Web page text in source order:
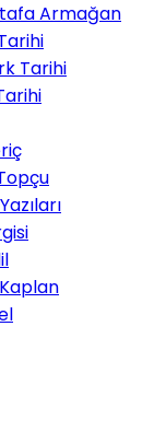
Armağan
Tarihi